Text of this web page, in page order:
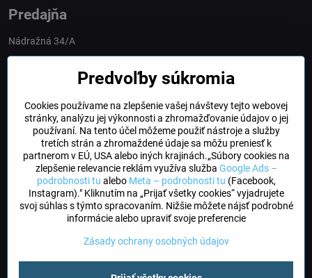
Predajňa
Nádražná 34/A
obchod​@northline​.sk
Otváracie hodiny
PO, UT, STR, ŠT: 9.00 - 17.00
PIA: 8.00 - 16.00
DogFriendly
Psíky sú u nás vítané
©2026Copyright
Predvoľby súkromia
Cookies používame na zlepšenie vašej návštevy tejto webovej
stránky, analýzu jej výkonnosti a zhromažďovanie údajov o jej
používaní. Na tento účel môžeme použiť nástroje a služby
tretích strán a zhromaždené údaje sa môžu preniesť k
partnerom v EÚ, USA alebo iných krajinách.„Súbory cookies na
zlepšenie relevancie reklám využíva služba Google Ads –
podrobnosti tu alebo Meta – podrobnosti tu (Facebook,
Instagram)." Kliknutím na „Prijať všetky cookies“ vyjadrujete
svoj súhlas s týmto spracovaním. Nižšie môžete nájsť podrobné
informácie alebo upraviť svoje preferencie
Zásady ochrany osobných údajov